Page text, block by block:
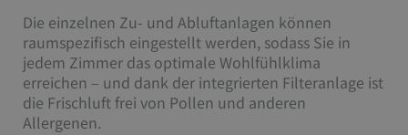
Die einzelnen Zu- und Abluftanlagen können
raumspezifisch eingestellt werden, sodass Sie in
jedem Zimmer das optimale Wohlfühlklima
erreichen – und dank der integrierten Filteranlage ist
die Frischluft frei von Pollen und anderen
Allergenen.